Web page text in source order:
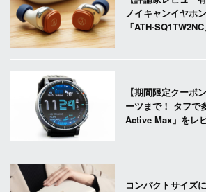
ノイキャンイヤホ
「ATH-
【期間限定クーポ
ーツまで！ タフで
Active Max」をレ
コンパクトサイズ